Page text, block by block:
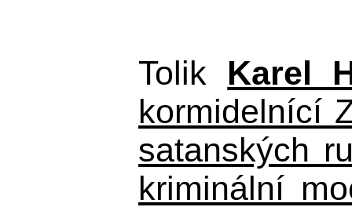
Tolik Karel
kormidelnící
satanských
kriminální